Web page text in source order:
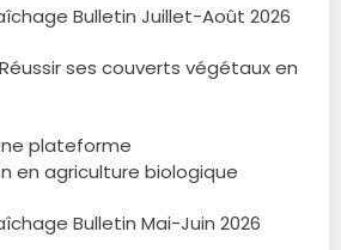
Bulletin Juillet-Août 2026
plateforme
en agriculture biologique
Bulletin Mai-Juin 2026